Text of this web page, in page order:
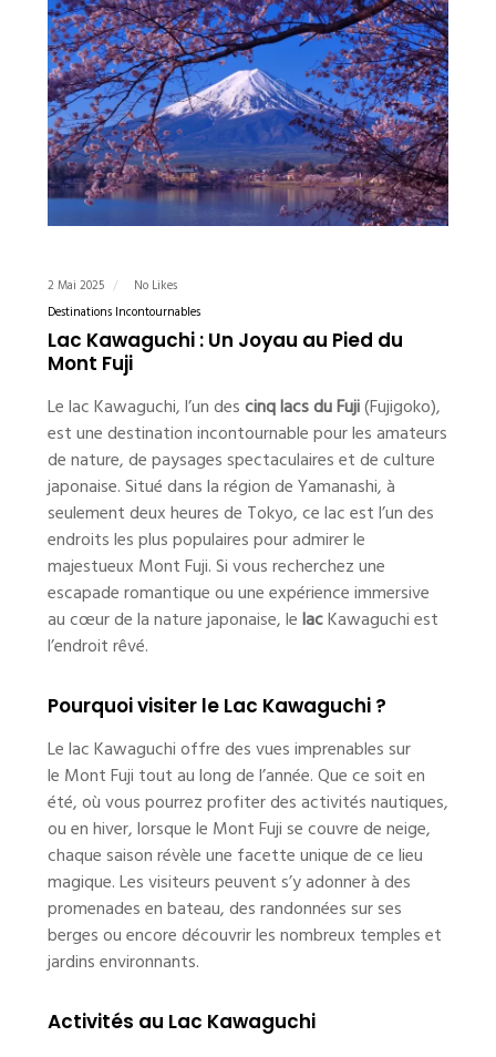
2 Mai 2025
No Likes
Destinations Incontournables
Lac Kawaguchi : Un Joyau au Pied du
Mont Fuji
Le lac Kawaguchi, l’un descinq lacs du Fuji(Fujigoko),
est une destination incontournable pour les amateurs
de nature, de paysages spectaculaires et de culture
japonaise. Situé dans la région de Yamanashi, à
seulement deux heures de Tokyo, ce lac est l’un des
endroits les plus populaires pour admirer le
majestueux Mont Fuji. Si vous recherchez une
escapade romantique ou une expérience immersive
au cœur de la nature japonaise, lelacKawaguchi est
l’endroit rêvé.
Pourquoi visiter le Lac Kawaguchi ?
Le lac Kawaguchi offre des vues imprenables sur
le Mont Fuji tout au long de l’année. Que ce soit en
été, où vous pourrez profiter des activités nautiques,
ou en hiver, lorsque le Mont Fuji se couvre de neige,
chaque saison révèle une facette unique de ce lieu
magique. Les visiteurs peuvent s’y adonner à des
promenades en bateau, des randonnées sur ses
berges ou encore découvrir les nombreux temples et
jardins environnants.
Activités au Lac Kawaguchi